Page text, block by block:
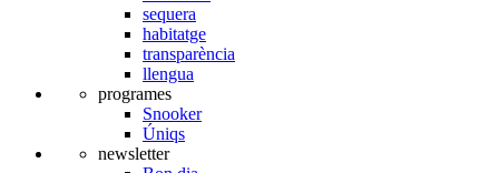
sequera
habitatge
transparència
llengua
programes
Snooker
Úniqs
newsletter